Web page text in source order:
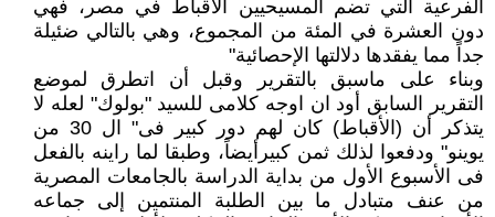
الفرعية التي تضم المسيحيين الأقباط في مصر، فهي
دون العشرة في المئة من المجموع، وهي بالتالي ضئيلة
جداً مما يفقدها دلالتها الإحصائية"
وبناء على ماسبق بالتقرير وقبل أن اتطرق لموضع
التقرير السابق أود ان اوجه كلامى للسيد "بولوك" لعله لا
يتذكر أن (الأقباط) كان لهم دور كبير فى" ال 30 من
يوينو" ودفعوا لذلك ثمن كبيرأيضاً، وطبقا لما راينه بالفعل
فى الأسبوع الأول من بداية الدراسة بالجامعات المصرية
من عنف متبادل ما بين الطلبة المنتمين إلى جماعه